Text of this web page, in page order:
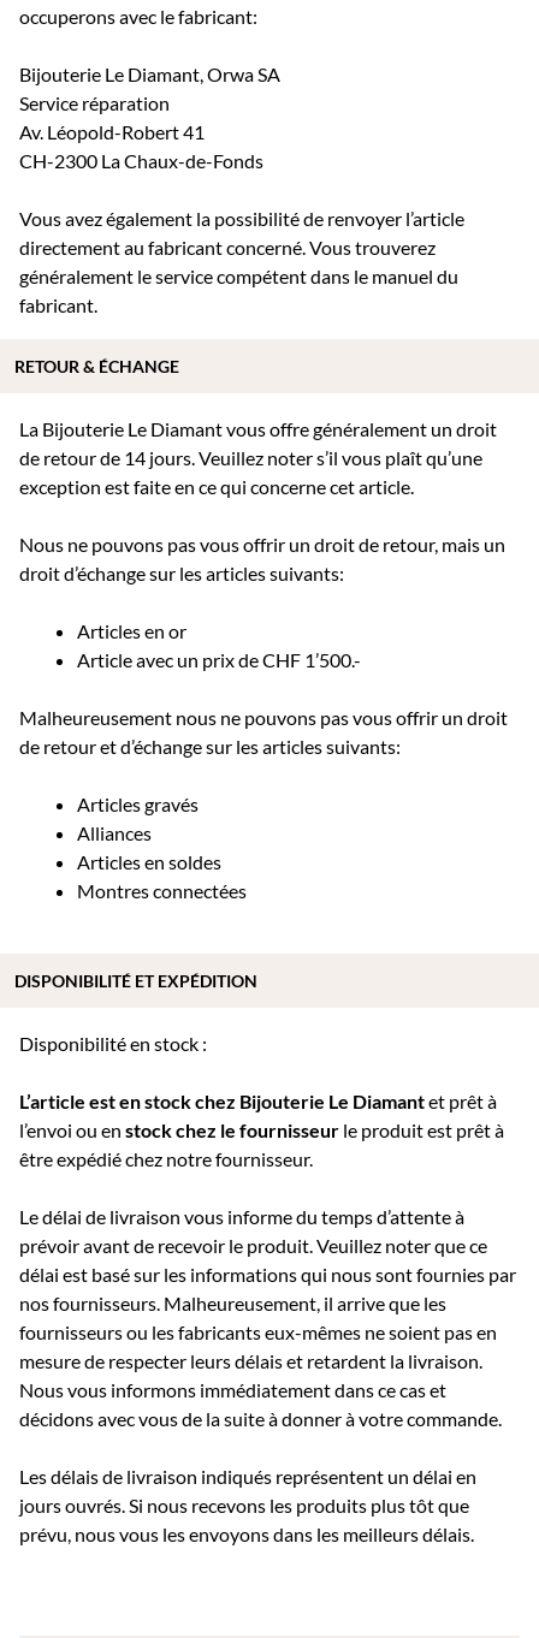
occuperons avec le fabricant:
Bijouterie Le Diamant, Orwa SA
Service réparation
Av. Léopold-Robert 41
CH-2300 La Chaux-de-Fonds
Vous avez également la possibilité de renvoyer l’article
directement au fabricant concerné. Vous trouverez
généralement le service compétent dans le manuel du
fabricant.
La Bijouterie Le Diamant vous offre généralement un droit
de retour de 14 jours. Veuillez noter s’il vous plaît qu’une
exception est faite en ce qui concerne cet article.
Nous ne pouvons pas vous offrir un droit de retour, mais un
droit d’échange sur les articles suivants:
Articles en or
Article avec un prix de CHF 1’500.-
Malheureusement nous ne pouvons pas vous offrir un droit
de retour et d’échange sur les articles suivants:
Articles gravés
Alliances
Articles en soldes
Montres connectées
Disponibilité en stock :
L’article est en stock chez Bijouterie Le Diamantet prêt à
l’envoi ou en stock chez le fournisseur le produit est prêt à
être expédié chez notre fournisseur.
Le délai de livraison vous informe du temps d’attente à
prévoir avant de recevoir le produit. Veuillez noter que ce
délai est basé sur les informations qui nous sont fournies par
nos fournisseurs. Malheureusement, il arrive que les
fournisseurs ou les fabricants eux-mêmes ne soient pas en
mesure de respecter leurs délais et retardent la livraison.
Nous vous informons immédiatement dans ce cas et
décidons avec vous de la suite à donner à votre commande.
Les délais de livraison indiqués représentent un délai en
jours ouvrés. Si nous recevons les produits plus tôt que
prévu, nous vous les envoyons dans les meilleurs délais.
RETOUR & ÉCHANGE
DISPONIBILITÉ ET EXPÉDITION